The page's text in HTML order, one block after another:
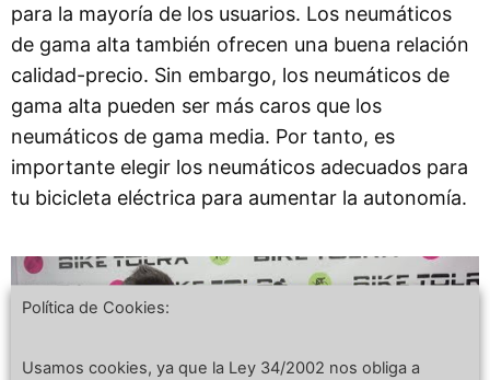
para la mayoría de los usuarios. Los neumáticos
de gama alta también ofrecen una buena relación
calidad-precio. Sin embargo, los neumáticos de
gama alta pueden ser más caros que los
neumáticos de gama media. Por tanto, es
importante elegir los neumáticos adecuados para
tu bicicleta eléctrica para aumentar la autonomía.
Política de Cookies:
Usamos cookies, ya que la Ley 34/2002 nos obliga a